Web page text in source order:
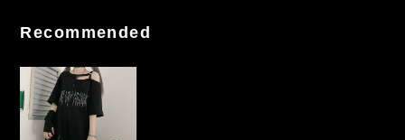
Recommended